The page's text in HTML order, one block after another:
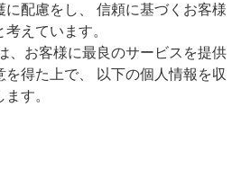
配慮をし、 信頼に基づくお客様
えています。
、お客様に最良のサービスを提供
得た上で、 以下の個人情報を収
す。